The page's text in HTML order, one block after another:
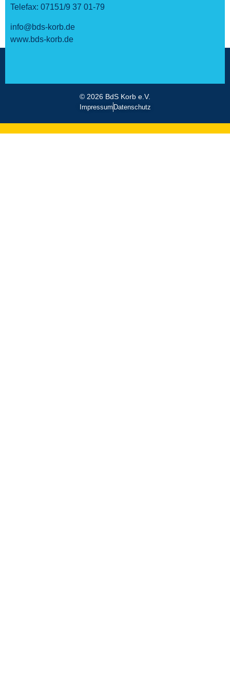
Telefax: 07151/9 37 01-79
info@bds-korb.de
www.bds-korb.de
© 2026 BdS Korb e.V.
Impressum Datenschutz